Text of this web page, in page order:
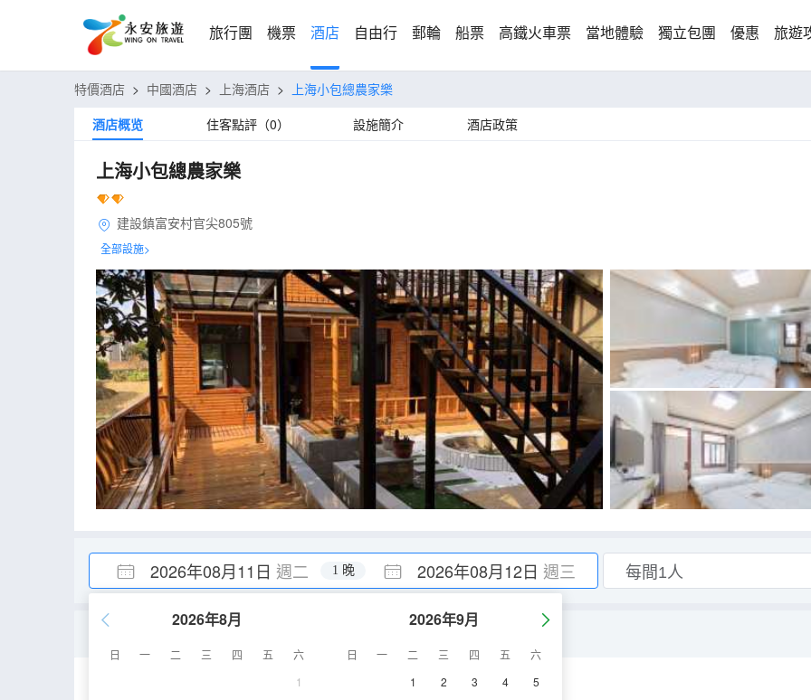
旅行團 機票 酒店 自由行 郵輪 船票 高鐵火車票 當地體驗 獨立包團 優惠 旅遊
特價酒店 > 中國酒店 > 上海酒店 >
上海小包總農家樂
酒店概览
住客點評（0） 設施簡介 酒店政策
上海小包總農家樂
建設鎮富安村官尖805號
全部設施>
2026年08月11日 週二 2026年08月12日 週三
1 晚
2026年8月
日 一 二 三 四 五
六
1
2026年9月
日 一 二 三 四 五
六
1
2 3 4 5
15-20㎡ 空調 冰箱